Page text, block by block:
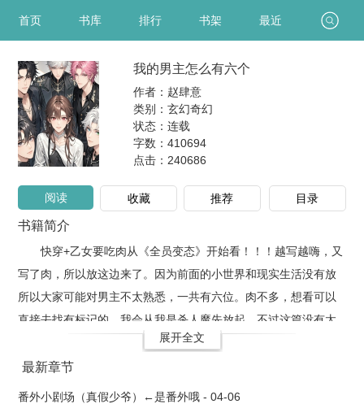
首页 书库 排行 书架 最近
我的男主怎么有六个
作者：赵肆意
类别：玄幻奇幻
状态：连载
字数：410694
点击： 240686
阅读 收藏 推荐 目录
书籍简介
快穿+乙女要吃肉从《全员变态》开始看！！！越写越嗨，又
写了肉，所以放这边来了。因为前面的小世界和现实生活没有放
所以大家可能对男主不太熟悉，一共有六位。肉不多，想看可以
直接去找有标记的。我会从我是杀人魔先放起，不过这篇没有太
多肉，大家可以先看着，我会进行标注，后面有需要会全部放上
来。因为我直接放的小世界，可能会不太连贯，大家可以当成独
展开全文
最新章节
番外小剧场（真假少爷）←是番外哦 - 04-06